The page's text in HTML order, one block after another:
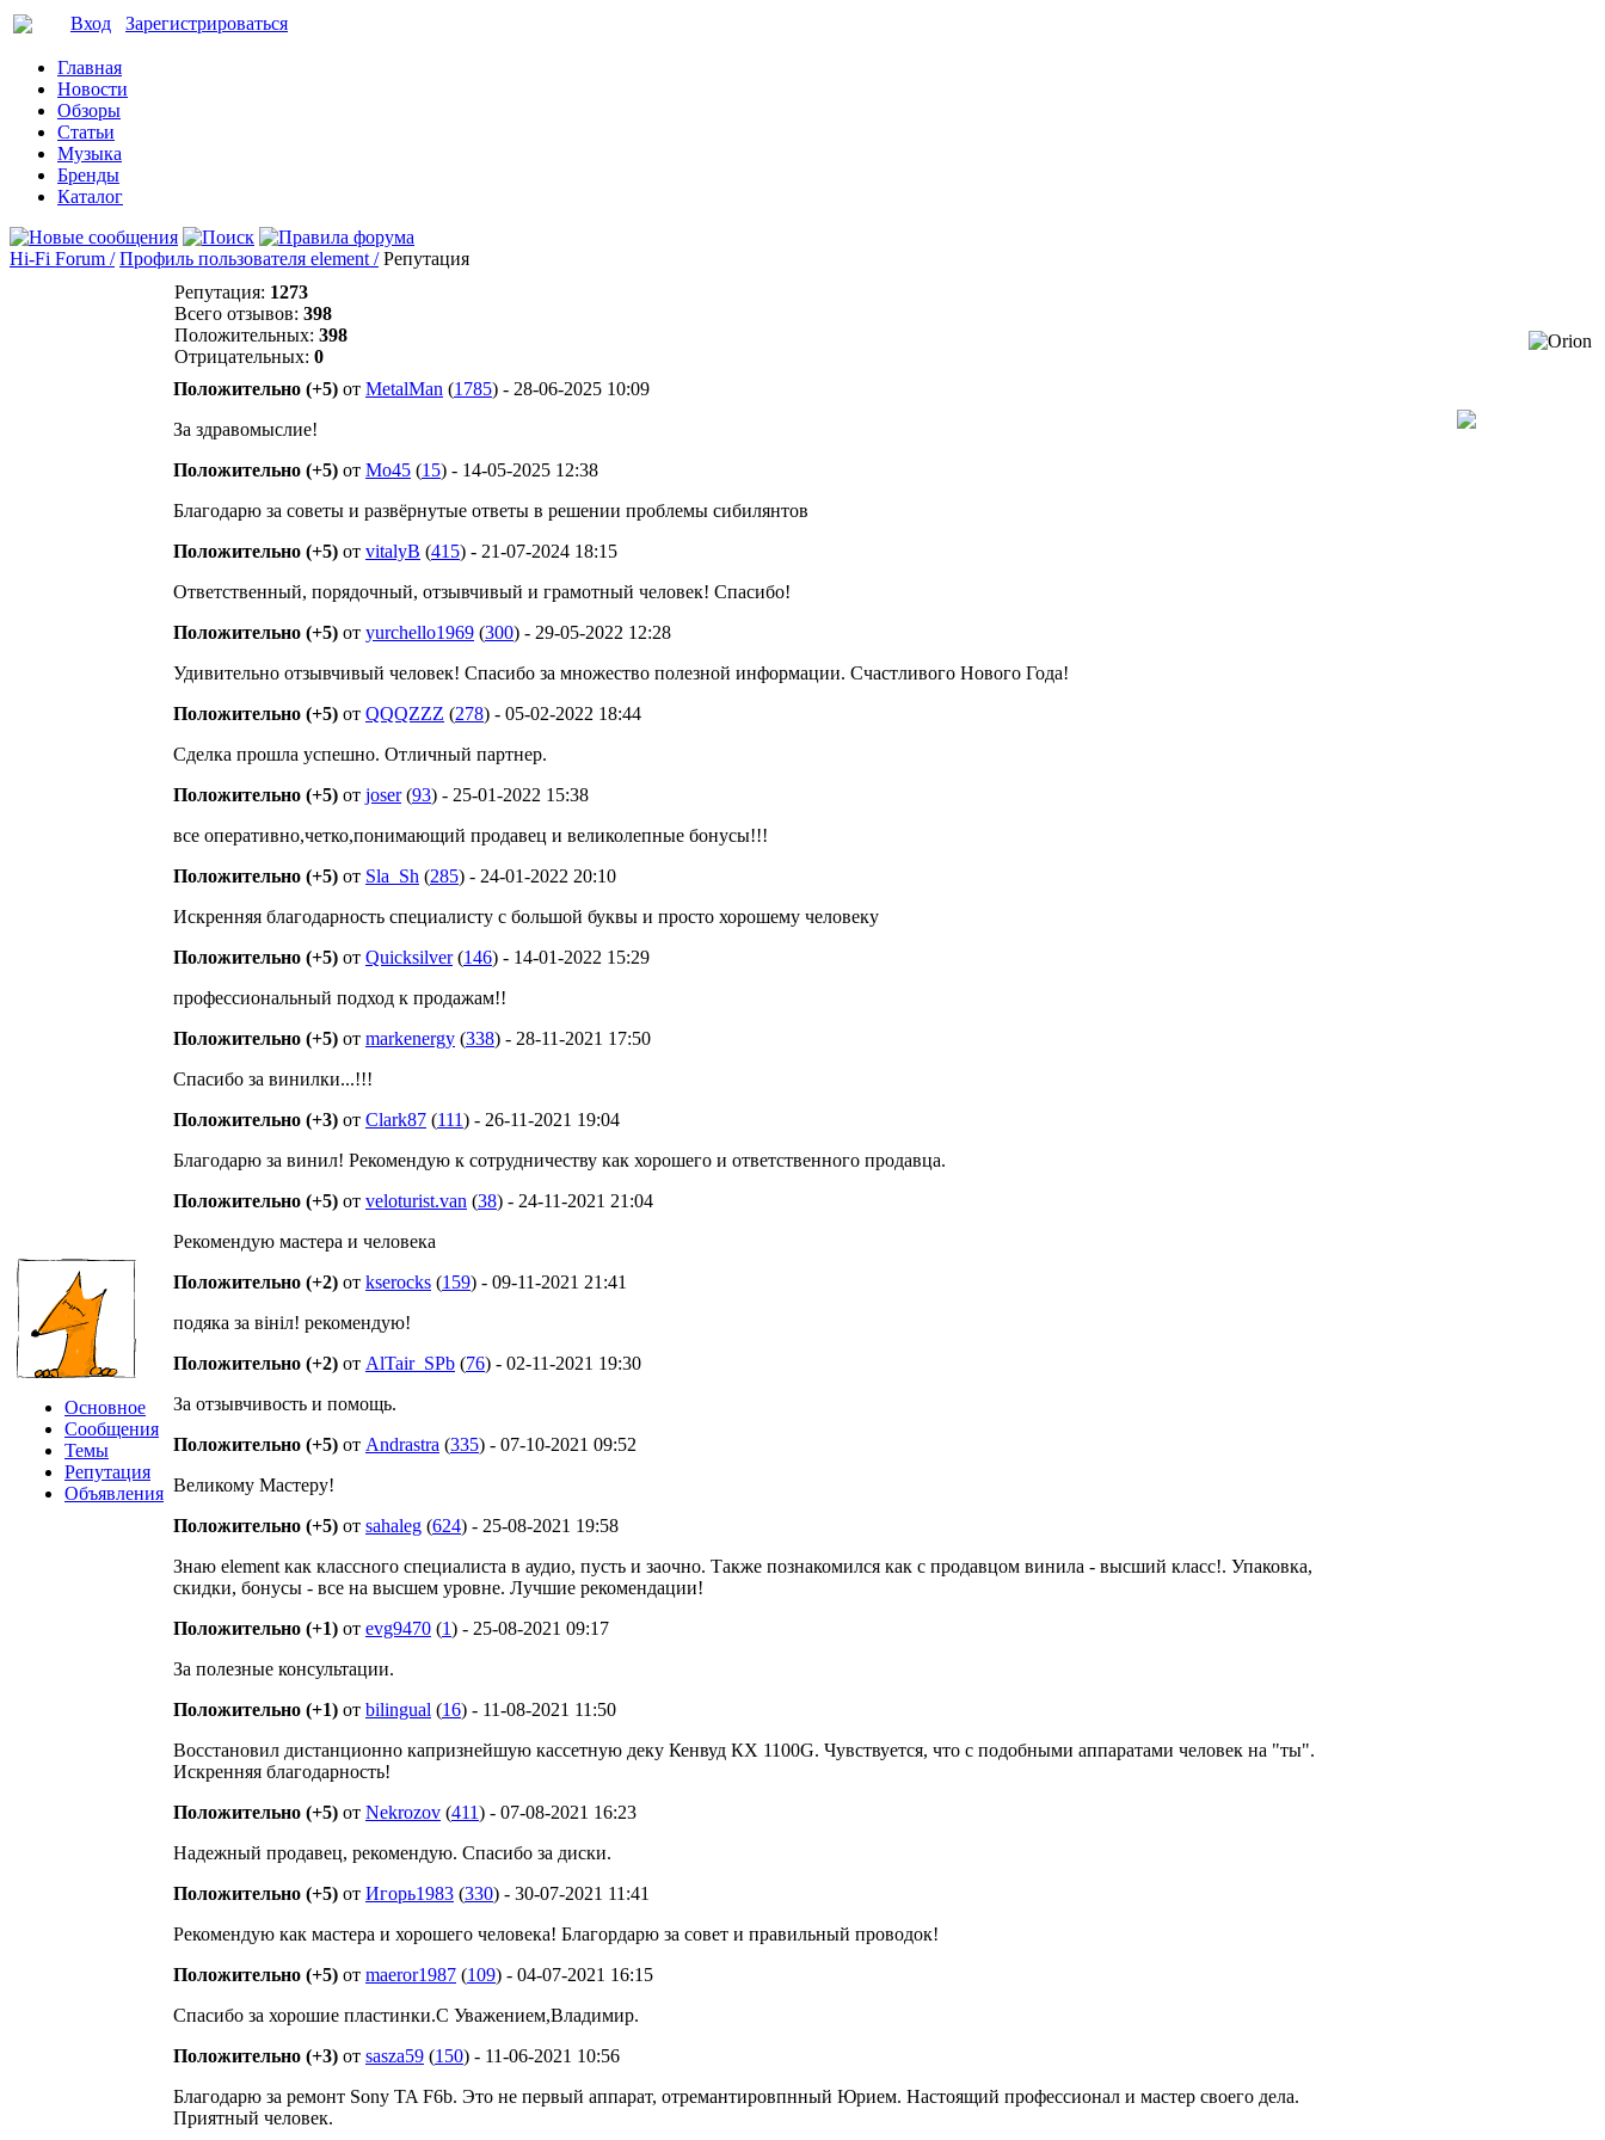
Вход Зарегистрироваться
Главная
Новости
Обзоры
Статьи
Музыка
Бренды
Каталог
Hi-Fi Forum / Профиль пользователя element / Репутация
Основное
Сообщения
Темы
Репутация
Объявления
Репутация: 1273
Всего отзывов: 398
Положительных: 398
Отрицательных: 0
Положительно (+5) от MetalMan (1785) - 28-06-2025 10:09
За здравомыслие!
Положительно (+5) от Mo45 (15) - 14-05-2025 12:38
Благодарю за советы и развёрнутые ответы в решении проблемы сибилянтов
Положительно (+5) от vitalyB (415) - 21-07-2024 18:15
Ответственный, порядочный, отзывчивый и грамотный человек! Спасибо!
Положительно (+5) от yurchello1969 (300) - 29-05-2022 12:28
Удивительно отзывчивый человек! Спасибо за множество полезной информации. Счастливого Нового Года!
Положительно (+5) от QQQZZZ (278) - 05-02-2022 18:44
Сделка прошла успешно. Отличный партнер.
Положительно (+5) от joser(93) - 25-01-2022 15:38
все оперативно,четко,понимающий продавец и великолепные бонусы!!!
Положительно (+5) от Sla_Sh (285) - 24-01-2022 20:10
Искренняя благодарность специалисту с большой буквы и просто хорошему человеку
Положительно (+5) от Quicksilver(146) - 14-01-2022 15:29
профессиональный подход к продажам!!
Положительно (+5) от markenergy (338) - 28-11-2021 17:50
Спасибо за винилки...!!!
Положительно (+3) от Clark87 (111) - 26-11-2021 19:04
Благодарю за винил! Рекомендую к сотрудничеству как хорошего и ответственного продавца.
Положительно (+5) от veloturist.van (38) - 24-11-2021 21:04
Рекомендую мастера и человека
Положительно (+2) от kserocks (159) - 09-11-2021 21:41
подяка за вініл! рекомендую!
Положительно (+2) от AlTair_SPb (76) - 02-11-2021 19:30
За отзывчивость и помощь.
Положительно (+5) от Andrastra (335) - 07-10-2021 09:52
Великому Мастеру!
Положительно (+5) от sahaleg (624) - 25-08-2021 19:58
Знаю element как классного специалиста в аудио, пусть и заочно. Также познакомился как с продавцом винила - высший класс!. Упаковка,
скидки, бонусы - все на высшем уровне. Лучшие рекомендации!
Положительно (+1) от evg9470 (1) - 25-08-2021 09:17
За полезные консультации.
Положительно (+1) от bilingual (16) - 11-08-2021 11:50
Восстановил дистанционно капризнейшую кассетную деку Кенвуд КХ 1100G. Чувствуется, что с подобными аппаратами человек на "ты".
Искренняя благодарность!
Положительно (+5) от Nekrozov (411) - 07-08-2021 16:23
Надежный продавец, рекомендую. Спасибо за диски.
Положительно (+5) от Игорь1983 (330) - 30-07-2021 11:41
Рекомендую как мастера и хорошего человека! Благордарю за совет и правильный проводок!
Положительно (+5) от maeror1987 (109) - 04-07-2021 16:15
Спасибо за хорошие пластинки.С Уважением,Владимир.
Положительно (+3) от sasza59 (150) - 11-06-2021 10:56
Благодарю за ремонт Sony TA F6b. Это не первый аппарат, отремантировпнный Юрием. Настоящий профессионал и мастер своего дела.
Приятный человек.